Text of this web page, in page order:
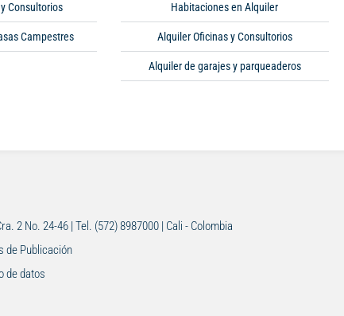
Consultorios
Campestres
Habitaciones en Alquiler
Alquiler Oficinas y Consultorios
Alquiler de garajes y parqueaderos
2 No. 24-46 | Tel. (572) 8987000 | Cali - Colombia
de Publicación
de datos